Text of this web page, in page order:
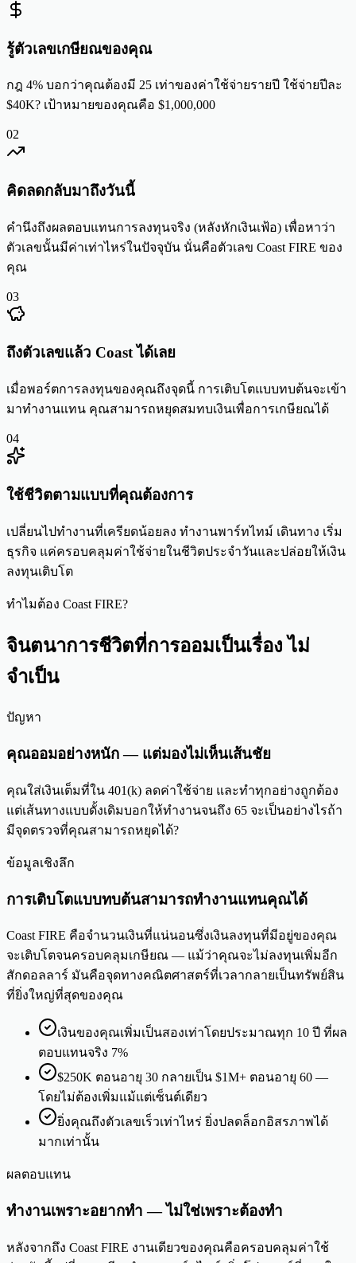
รู้ตัวเลขเกษียณของคุณ
กฎ 4% บอกว่าคุณต้องมี 25 เท่าของค่าใช้จ่ายรายปี ใช้จ่ายปีละ
$40K? เป้าหมายของคุณคือ $1,000,000
02
คิดลดกลับมาถึงวันนี้
คำนึงถึงผลตอบแทนการลงทุนจริง (หลังหักเงินเฟ้อ) เพื่อหาว่า
ตัวเลขนั้นมีค่าเท่าไหร่ในปัจจุบัน นั่นคือตัวเลข Coast FIRE ของ
คุณ
03
ถึงตัวเลขแล้ว Coast ได้เลย
เมื่อพอร์ตการลงทุนของคุณถึงจุดนี้ การเติบโตแบบทบต้นจะเข้า
มาทำงานแทน คุณสามารถหยุดสมทบเงินเพื่อการเกษียณได้
04
ใช้ชีวิตตามแบบที่คุณต้องการ
เปลี่ยนไปทำงานที่เครียดน้อยลง ทำงานพาร์ทไทม์ เดินทาง เริ่ม
ธุรกิจ แค่ครอบคลุมค่าใช้จ่ายในชีวิตประจำวันและปล่อยให้เงิน
ลงทุนเติบโต
ทำไมต้อง Coast FIRE?
จินตนาการชีวิตที่การออมเป็นเรื่อง ไม่
จำเป็น
ปัญหา
คุณออมอย่างหนัก — แต่มองไม่เห็นเส้นชัย
คุณใส่เงินเต็มที่ใน 401(k) ลดค่าใช้จ่าย และทำทุกอย่างถูกต้อง
แต่เส้นทางแบบดั้งเดิมบอกให้ทำงานจนถึง 65 จะเป็นอย่างไรถ้า
มีจุดตรวจที่คุณสามารถหยุดได้?
ข้อมูลเชิงลึก
การเติบโตแบบทบต้นสามารถทำงานแทนคุณได้
Coast FIRE คือจำนวนเงินที่แน่นอนซึ่งเงินลงทุนที่มีอยู่ของคุณ
จะเติบโตจนครอบคลุมเกษียณ — แม้ว่าคุณจะไม่ลงทุนเพิ่มอีก
สักดอลลาร์ มันคือจุดทางคณิตศาสตร์ที่เวลากลายเป็นทรัพย์สิน
ที่ยิ่งใหญ่ที่สุดของคุณ
เงินของคุณเพิ่มเป็นสองเท่าโดยประมาณทุก 10 ปี ที่ผล
ตอบแทนจริง 7%
$250K ตอนอายุ 30 กลายเป็น $1M+ ตอนอายุ 60 —
โดยไม่ต้องเพิ่มแม้แต่เซ็นต์เดียว
ยิ่งคุณถึงตัวเลขเร็วเท่าไหร่ ยิ่งปลดล็อกอิสรภาพได้
มากเท่านั้น
ผลตอบแทน
ทำงานเพราะอยากทำ — ไม่ใช่เพราะต้องทำ
หลังจากถึง Coast FIRE งานเดียวของคุณคือครอบคลุมค่าใช้